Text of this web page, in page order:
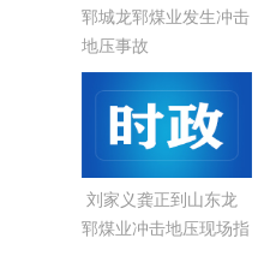
郓城龙郓煤业发生冲击
地压事故
刘家义龚正到山东龙
郓煤业冲击地压现场指